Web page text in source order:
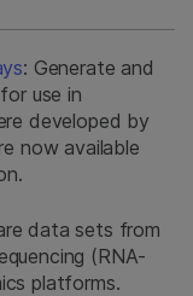
: Generate and
use in
developed by
now available
data sets from
(RNA-
platforms.